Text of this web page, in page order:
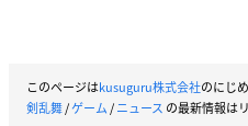
このページはkusuguru株式会社のにじ
剣乱舞/ゲーム/ニュース の最新情報は